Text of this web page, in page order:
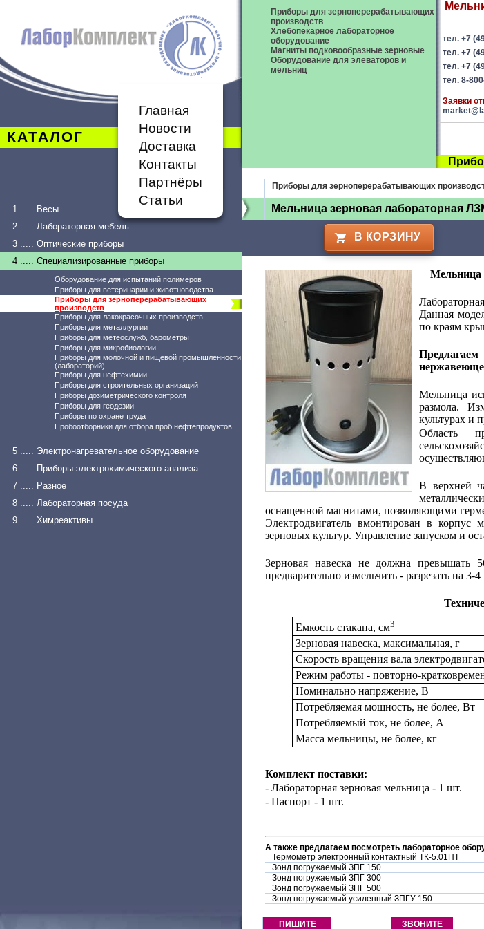
КАТАЛОГ
Главная
Новости
Доставка
Контакты
Партнёры
Статьи
1 ..... Весы
2 ..... Лабораторная мебель
3 ..... Оптические приборы
4 ..... Специализированные приборы
Оборудование для испытаний полимеров
Приборы для ветеринарии и животноводства
Приборы для зерноперерабатывающих
производств
Приборы для лакокрасочных производств
Приборы для металлургии
Приборы для метеослужб, барометры
Приборы для микробиологии
Приборы для молочной и пищевой промышленности
(лабораторий)
Приборы для нефтехимии
Приборы для строительных организаций
Приборы дозиметрического контроля
Приборы для геодезии
Приборы по охране труда
Пробоотборники для отбора проб нефтепродуктов
5 ..... Электронагревательное оборудование
6 ..... Приборы электрохимического анализа
7 ..... Разное
8 ..... Лабораторная посуда
9 ..... Химреактивы
Приборы для зерноперерабатывающих
производств
Хлебопекарное лабораторное
оборудование
Магниты подковообразные зерновые
Оборудование для элеваторов и
мельниц
тел. +7
тел. +7
тел. +7
тел. 8-
Заявки
Приборы для зерноперерабатывающих
Мельница зерновая лабораторная
В КОРЗИНУ
Мельница
Данная
по краям
Мельница
размола.
культурах и
Область
В верхней
оснащенной магнитами, позволяющими
Электродвигатель вмонтирован в корпус
зерновых культур. Управление запуском и
Зерновая навеска не должна превышать
предварительно измельчить - разрезать на 3-4
Емкость стакана, см3
Зерновая навеска, максимальная, г
Скорость вращения вала
Режим работы - повторно-
Номинально напряжение, В
Потребляемая мощность, не более, Вт
Потребляемый ток, не более, А
Масса мельницы, не более, кг
Комплект поставки:
- Лабораторная зерновая мельница - 1 шт.
- Паспорт - 1 шт.
А также предлагаем посмотреть лабораторное
Термометр электронный контактный ТК-5.01ПТ
Зонд погружаемый ЗПГ 150
Зонд погружаемый ЗПГ 300
Зонд погружаемый ЗПГ 500
Зонд погружаемый усиленный ЗПГУ 150
ПИШИТЕ ЗВОНИТЕ